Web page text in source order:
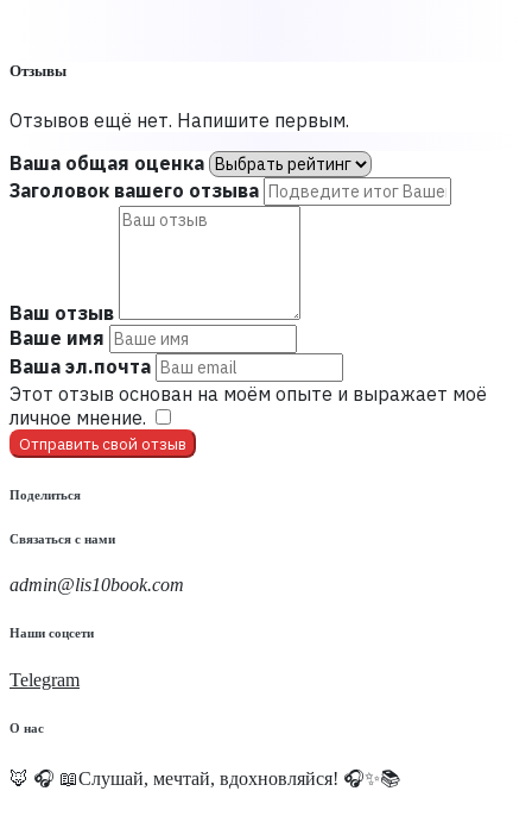
Отзывы
Отзывов ещё нет. Напишите первым.
Ваша общая оценка
Заголовок вашего отзыва
Ваш отзыв
Ваше имя
Ваша эл.почта
Этот отзыв основан на моём опыте и выражает моё
личное мнение.
Отправить свой отзыв
Поделиться
Связаться с нами
admin@lis10book.com
Наши соцсети
Telegram
О нас
🦊 🎧 📖Слушай, мечтай, вдохновляйся! 🎧✨📚